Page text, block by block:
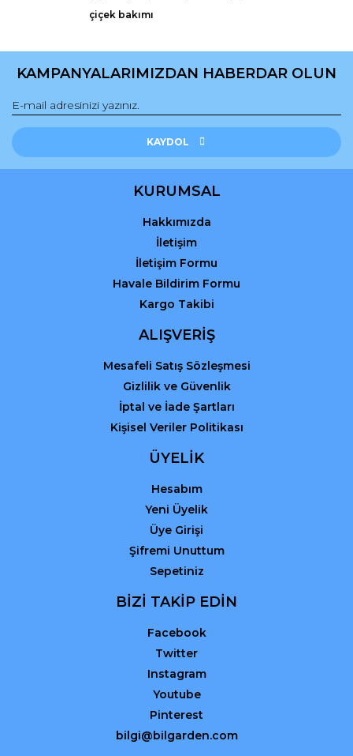
çiçek bakımı
KAMPANYALARIMIZDAN HABERDAR OLUN
KAYDOL
KURUMSAL
Hakkımızda
İletişim
İletişim Formu
Havale Bildirim Formu
Kargo Takibi
ALIŞVERİŞ
Mesafeli Satış Sözleşmesi
Gizlilik ve Güvenlik
İptal ve İade Şartları
Kişisel Veriler Politikası
ÜYELİK
Hesabım
Yeni Üyelik
Üye Girişi
Şifremi Unuttum
Sepetiniz
BİZİ TAKİP EDİN
Facebook
Twitter
Instagram
Youtube
Pinterest
bilgi@bilgarden.com